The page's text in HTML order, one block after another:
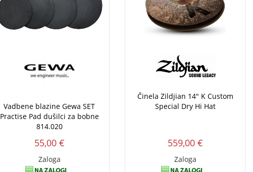
Vadbene blazine Gewa SET
Practise Pad dušilci za bobne
814.020
55,00 €
Zaloga
Činela Zildjian 14" K Custom
Special Dry Hi Hat
559,00 €
Zaloga